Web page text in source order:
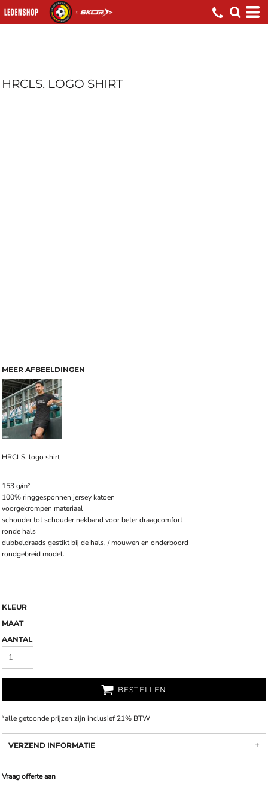
HRCLS. LOGO SHIRT
MEER AFBEELDINGEN
HRCLS. logo shirt
153 g/m²
100% ringgesponnen jersey katoen
voorgekrompen materiaal
schouder tot schouder nekband voor beter draagcomfort
ronde hals
dubbeldraads gestikt bij de hals, / mouwen en onderboord
rondgebreid model.
KLEUR
MAAT
AANTAL
BESTELLEN
*alle getoonde prijzen zijn inclusief 21% BTW
VERZEND INFORMATIE
Vraag offerte aan